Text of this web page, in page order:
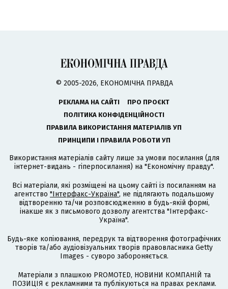
© 2005-2026, ЕКОНОМІЧНА ПРАВДА
РЕКЛАМА НА САЙТІ
ПРО ПРОЄКТ
ПОЛІТИКА КОНФІДЕНЦІЙНОСТІ
ПРАВИЛА ВИКОРИСТАННЯ МАТЕРІАЛІВ УП
ПРИНЦИПИ І ПРАВИЛА РОБОТИ УП
Використання матеріалів сайту лише за умови посилання (для
інтернет-видань - гіперпосилання) на "Економічну правду".
Всі матеріали, які розміщені на цьому сайті із посиланням на
агентство "Інтерфакс-Україна", не підлягають подальшому
відтворенню та/чи розповсюдженню в будь-якій формі,
інакше як з письмового дозволу агентства "Інтерфакс-
Україна".
Будь-яке копіювання, передрук та відтворення фотографічних
творів та/або аудіовізуальних творів правовласника Getty
Images - суворо забороняється.
Матеріали з плашкою PROMOTED, НОВИНИ КОМПАНІЙ та
ПОЗИЦІЯ є рекламними та публікуються на правах реклами.